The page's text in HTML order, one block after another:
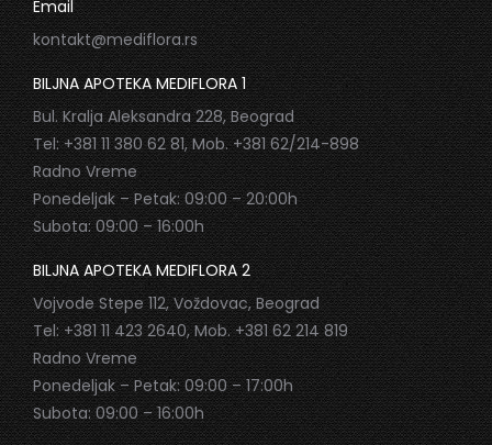
Email
kontakt@mediflora.rs
BILJNA APOTEKA MEDIFLORA 1
Bul. Kralja Aleksandra 228, Beograd
Tel: +381 11 380 62 81, Mob. +381 62/214-898
Radno Vreme
Ponedeljak – Petak: 09:00 – 20:00h
Subota: 09:00 – 16:00h
BILJNA APOTEKA MEDIFLORA 2
Vojvode Stepe 112, Voždovac, Beograd
Tel: +381 11 423 2640, Mob. +381 62 214 819
Radno Vreme
Ponedeljak – Petak: 09:00 – 17:00h
Subota: 09:00 – 16:00h